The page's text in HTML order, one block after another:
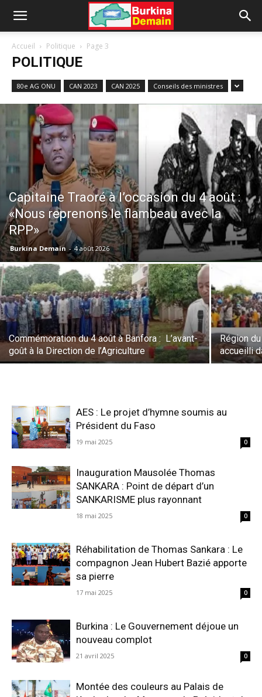
Accueil Politique Page 3
POLITIQUE
80e AG ONU CAN 2023 CAN 2025 Conseils des ministres
Capitaine Traoré à l’occasion du 4 août :
«Nous reprenons le flambeau avec la
RPP»
Burkina Demain - 4 août 2026
Commémoration du 4 août à Banfora : L’avant-
goût à la Direction de l’Agriculture
Région
accueilli
AES : Le projet d’hymne soumis au
Président du Faso
19 mai 2025 0
Inauguration Mausolée Thomas
SANKARA : Point de départ d’un
SANKARISME plus rayonnant
18 mai 2025 0
Réhabilitation de Thomas Sankara : Le
compagnon Jean Hubert Bazié apporte
sa pierre
17 mai 2025 0
Burkina : Le Gouvernement déjoue un
nouveau complot
21 avril 2025 0
Montée des couleurs au Palais de